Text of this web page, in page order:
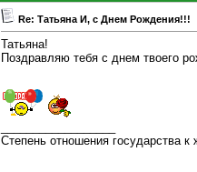
Re: Татьяна И, c Днем Рождения!!!
Татьяна!
Поздравляю тебя с днем твоего
Степень отношения государства